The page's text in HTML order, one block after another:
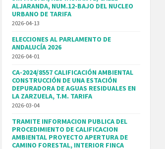
ALJARANDA, NUM.12-BAJO DEL NUCLEO
URBANO DE TARIFA
2026-04-13
ELECCIONES AL PARLAMENTO DE
ANDALUCÍA 2026
2026-04-01
CA-2024/8557 CALIFICACIÓN AMBIENTAL
CONSTRUCCIÓN DE UNA ESTACIÓN
DEPURADORA DE AGUAS RESIDUALES EN
LA ZARZUELA, T.M. TARIFA
2026-03-04
TRAMITE INFORMACION PUBLICA DEL
PROCEDIMIENTO DE CALIFICACION
AMBIENTAL PROYECTO APERTURA DE
CAMINO FORESTAL, INTERIOR FINCA